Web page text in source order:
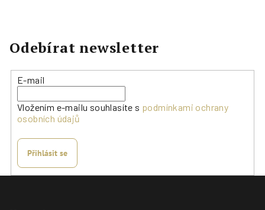
Odebírat newsletter
E-mail
Vložením e-mailu souhlasíte s podmínkami ochrany
osobních údajů
Přihlásit se